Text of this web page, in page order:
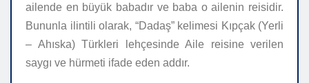
ailende en büyük babadır ve baba o ailenin reisidir.
Bununla ilintili olarak, “Dadaş” kelimesi Kıpçak (Yerli
– Ahıska) Türkleri lehçesinde Aile reisine verilen
saygı ve hürmeti ifade eden addır.